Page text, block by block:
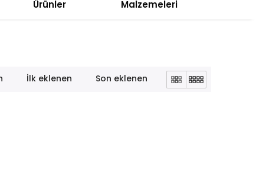
Ürünler
Malzemeleri
İlk eklenen Son eklenen